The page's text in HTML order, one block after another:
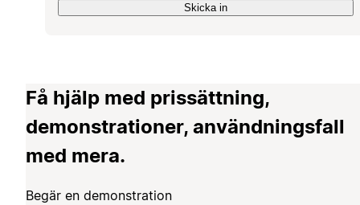
Skicka in
Få hjälp med prissättning,
demonstrationer, användningsfall
med mera.
Begär en demonstration